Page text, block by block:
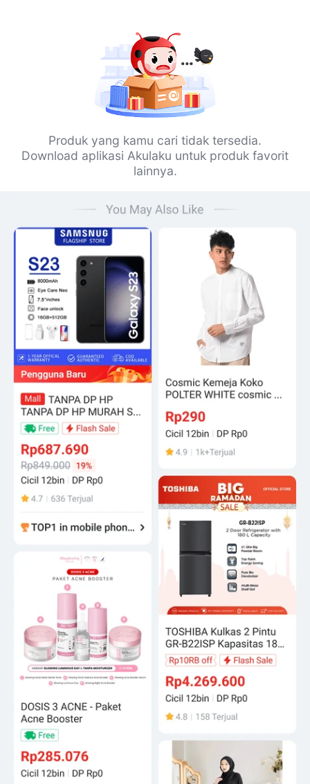
Produk yang kamu cari tidak tersedia.
Download aplikasi Akulaku untuk produk favorit
lainnya.